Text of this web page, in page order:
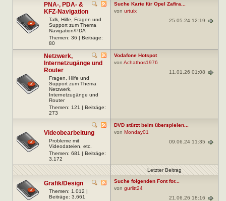
PNA-, PDA- &
KFZ-Navigation
Talk, Hilfe, Fragen und
Support zum Thema
Navigation/PDA
Themen: 36 | Beiträge:
80
Suche Karte für Opel Zafira...
von urtuix
25.05.24 12:19
Netzwerk,
Internetzugänge und
Router
Fragen, Hilfe und
Support zum Thema
Netzwerk,
Internetzugänge und
Router
Themen: 121 | Beiträge:
273
Vodafone Hotspot
von Achathos1976
11.01.26 01:08
Videobearbeitung
Probleme mit
Videodateien, etc.
Themen: 681 | Beiträge:
3.172
DVD stürzt beim überspielen...
von Monday01
09.06.24 11:35
Letzter Beitrag
Grafik/Design
Themen: 1.012 |
Beiträge: 3.661
Suche folgenden Font for...
von gurlitt24
21.06.26 18:16